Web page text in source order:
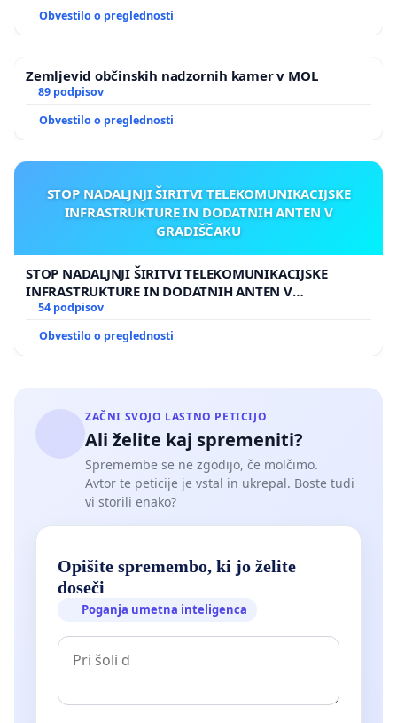
Obvestilo o preglednosti
Zemljevid občinskih nadzornih kamer v MOL
89 podpisov
Obvestilo o preglednosti
STOP NADALJNJI ŠIRITVI TELEKOMUNIKACIJSKE
INFRASTRUKTURE IN DODATNIH ANTEN V
GRADIŠČAKU
STOP NADALJNJI ŠIRITVI TELEKOMUNIKACIJSKE
INFRASTRUKTURE IN DODATNIH ANTEN V
GRADIŠČAKU
54 podpisov
Obvestilo o preglednosti
ZAČNI SVOJO LASTNO PETICIJO
Ali želite kaj spremeniti?
Spremembe se ne zgodijo, če molčimo.
Avtor te peticije je vstal in ukrepal. Boste tudi
vi storili enako?
Opišite spremembo, ki jo želite
doseči
Poganja umetna inteligenca